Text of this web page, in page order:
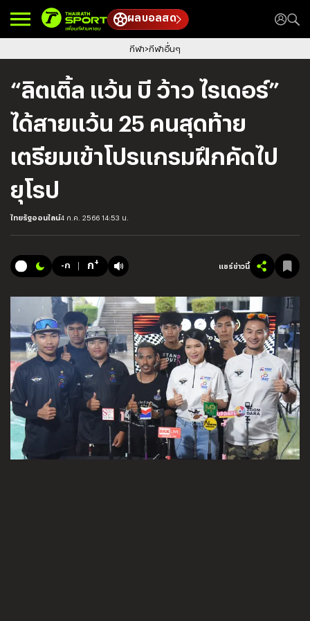
ผลบอลสด
กีฬา กีฬาอื่นๆ
“ลิตเติ้ล แว้น บี ว้าว ไรเดอร์”
ได้สายแว้น 25 คนสุดท้าย
เตรียมเข้าโปรแกรมฝึกคัดไป
ยุโรป
ไทยรัฐออนไลน์4 ก.ค. 2566 14:53 น.
-ก ก+ แชร์ข่าวนี้